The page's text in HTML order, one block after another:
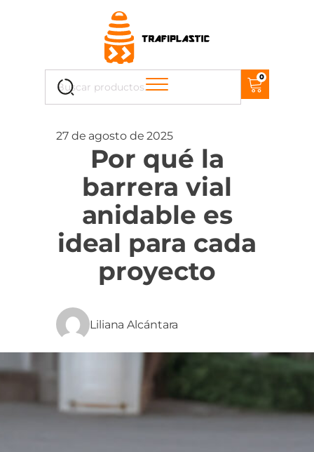
Buscar
por:
Cuando hay resultados autocompletados,
0
27 de agosto de 2025
Por qué la
barrera vial
anidable es
ideal para cada
proyecto
Liliana Alcántara